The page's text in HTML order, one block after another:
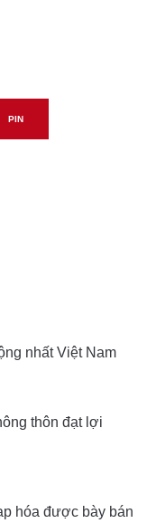
PIN
nhất Việt Nam
thôn đạt lợi
hóa được bày bán